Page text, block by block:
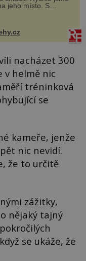
jeho místo. S
jsme si pořídili
domek na severu
si naplánova...
nacházet 300
v helmě nic
tréninková
se
kameře, jenže
nic nevidí.
že to určitě
zážitky,
nějaký tajný
se ukáže, že